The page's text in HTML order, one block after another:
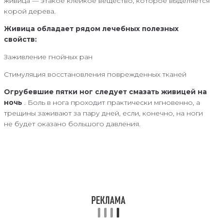
корой дерева.
Живица обладает рядом лечебных полезных
свойств:
Заживление гнойных ран
Стимуляция восстановления поврежденных тканей
Огрубевшие пятки ног следует смазать живицей на
ночь . Боль в нога проходит практически мгновенно, а
трещины заживают за пару дней, если, конечно, на ноги
не будет оказано большого давления.